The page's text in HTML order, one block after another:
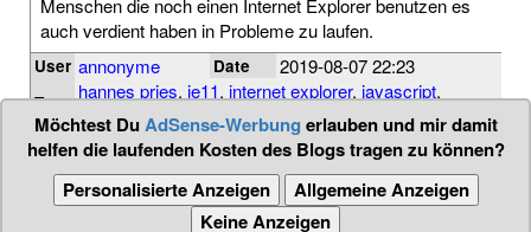
Menschen die noch einen Internet Explorer benutzen es
auch verdient haben in Probleme zu laufen.
User annonyme Date 2019-08-07 22:23
Tags hannes pries, ie11, internet explorer, javascript,
zombies
Möchtest DuAdSense-Werbung erlauben und mir damit
helfen die laufenden Kosten des Blogs tragen zu können?
Personalisierte Anzeigen
Allgemeine Anzeigen
Keine Anzeigen